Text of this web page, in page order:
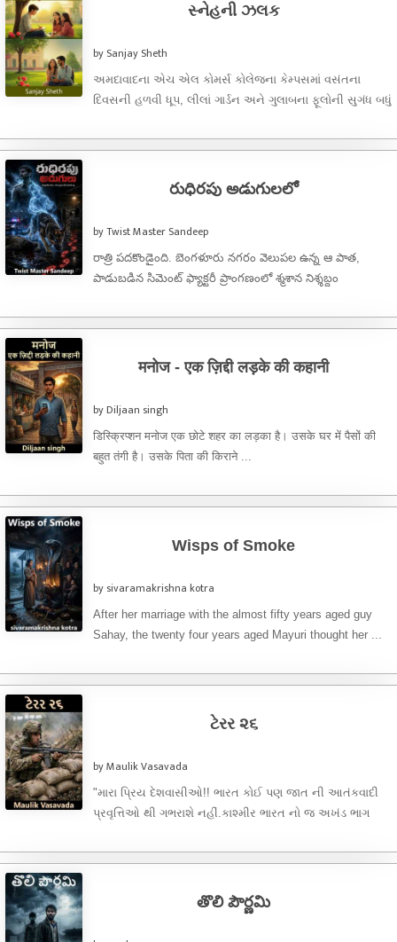
સ્નેહની ઝલક
by Sanjay Sheth
અમદાવાદના એચ એલ કોમર્સ કોલેજના કેમ્પસમાં વસંતના
દિવસની હળવી ધૂપ, લીલાં ગાર્ડન અને ગુલાબના ફૂલોની સુગંધ બધું
రుధిరపు అడుగులలో
by Twist Master Sandeep
రాత్రి పదకొండైంది. బెంగళూరు నగరం వెలుపల ఉన్న ఆ పాత,
పాడుబడిన సిమెంట్ ఫ్యాక్టరీ ప్రాంగణంలో శ్మశాన నిశ్శబ్దం
मनोज - एक ज़िद्दी लड़के की कहानी
by Diljaan singh
डिस्क्रिप्शन मनोज एक छोटे शहर का लड़का है। उसके घर में पैसों की
बहुत तंगी है। उसके पिता की किराने ...
Wisps of Smoke
by sivaramakrishna kotra
After her marriage with the almost fifty years aged guy
Sahay, the twenty four years aged Mayuri thought her ...
ટેરર ૨૬
by Maulik Vasavada
"મારા પ્રિય દેશવાસીઓ!! ભારત કોઈ પણ જાત ની આતંકવાદી
પ્રવૃત્તિઓ થી ગભરાશે નહીં.કાશ્મીર ભારત નો જ અખંડ ભાગ
తొలి పౌర్ణమి